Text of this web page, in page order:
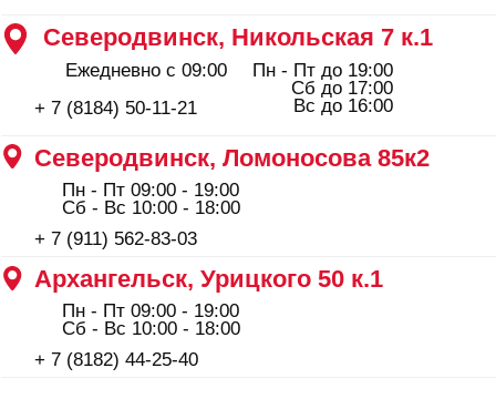
ООО "Профинструмент Плюс" ИНН 2902091377
Сотрудничество: maxim_anshukov@profi29.ru
Сайт носит информационный характер и не является
437(2) Гражданского кодекса РФ.